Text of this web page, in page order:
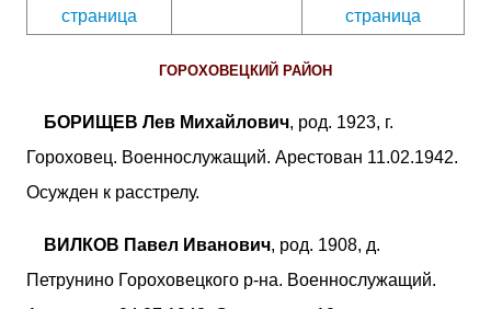
страница
страница
ГОРОХОВЕЦКИЙ РАЙОН
БОРИЩЕВ Лев Михайлович, род. 1923, г.
Гороховец. Военнослужащий. Арестован 11.02.1942.
Осужден к расстрелу.
ВИЛКОВ Павел Иванович, род. 1908, д.
Петрунино Гороховецкого р-на. Военнослужащий.